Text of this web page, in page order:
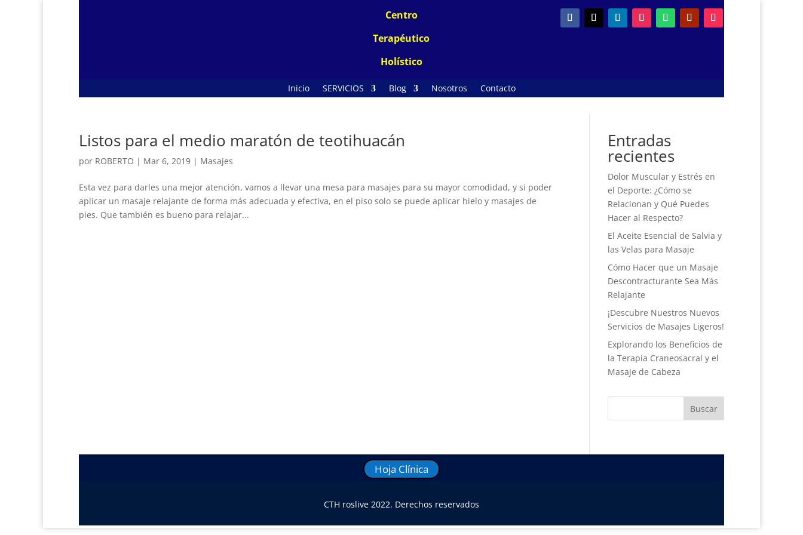
Centro
Terapéutico
Holístico
Inicio SERVICIOS Blog Nosotros Contacto
Listos para el medio maratón de teotihuacán
por ROBERTO | Mar 6, 2019 | Masajes
Esta vez para darles una mejor atención, vamos a llevar una mesa para masajes para su mayor comodidad, y si poder
aplicar un masaje relajante de forma más adecuada y efectiva, en el piso solo se puede aplicar hielo y masajes de
pies. Que también es bueno para relajar...
Entradas
recientes
Dolor Muscular y Estrés en
el Deporte: ¿Cómo se
Relacionan y Qué Puedes
Hacer al Respecto?
El Aceite Esencial de Salvia y
las Velas para Masaje
Cómo Hacer que un Masaje
Descontracturante Sea Más
Relajante
¡Descubre Nuestros Nuevos
Servicios de Masajes Ligeros!
Explorando los Beneficios de
la Terapia Craneosacral y el
Masaje de Cabeza
Buscar
Hoja Clínica
CTH roslive 2022. Derechos reservados